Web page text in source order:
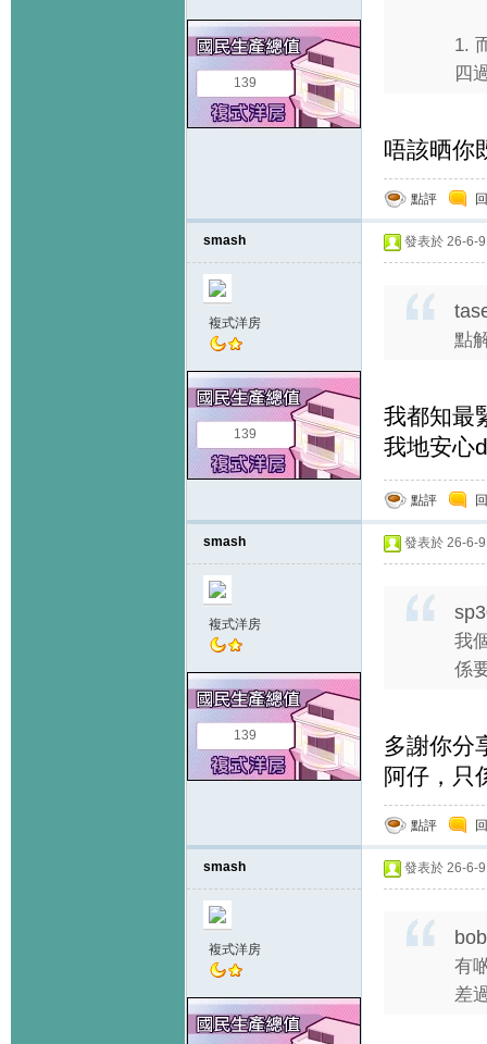
139
1.
四
唔該晒你
點評
smash
複式洋房
139
發表於 26-6-
點
我都知最
我地安心
點評
smash
複式洋房
139
發表於 26-6-
我
係
多謝你分
阿仔，只
點評
smash
複式洋房
發表於 26-6-
有
差